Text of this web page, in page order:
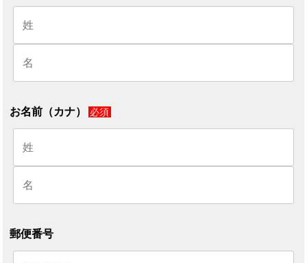
お名前（カナ） 必須
郵便番号